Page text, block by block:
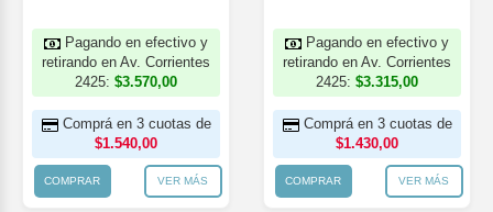
Pagando en efectivo y
retirando en Av. Corrientes
2425: $3.570,00
Comprá en 3 cuotas de
$1.540,00
COMPRAR VER MÁS
Pagando en efectivo y
retirando en Av. Corrientes
2425: $3.315,00
Comprá en 3 cuotas de
$1.430,00
COMPRAR VER MÁS